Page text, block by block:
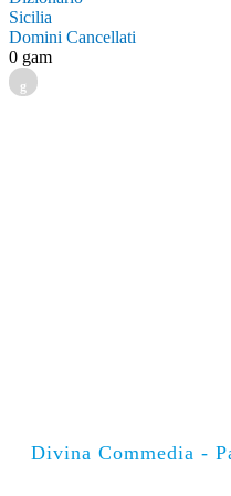
Sicilia
Domini Cancellati
0 gam
g
Divina Commedia -